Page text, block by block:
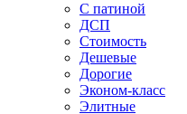
С патиной
ДСП
Стоимость
Дешевые
Дорогие
Эконом-класс
Элитные